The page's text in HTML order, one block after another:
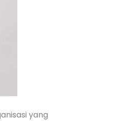
yang